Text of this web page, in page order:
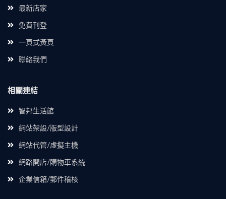
最新店家
免費刊登
一頁式黃頁
聯絡我們
相關連結
智邦生活館
網站架設/版型設計
網站代管/虛擬主機
網路開店/購物車系統
企業信箱/郵件稽核